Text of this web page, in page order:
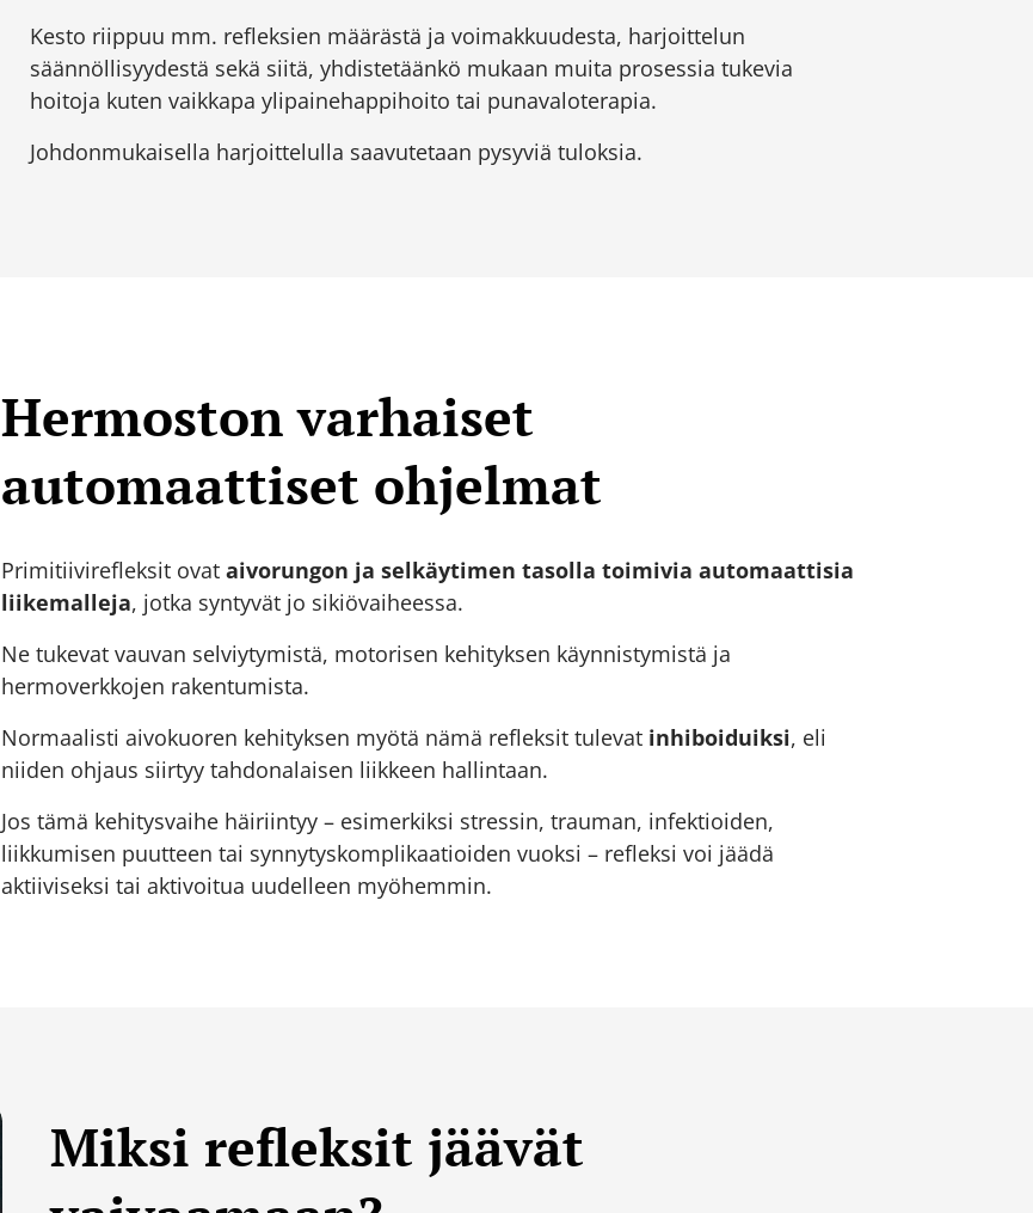
Kesto riippuu mm. refleksien määrästä ja voimakkuudesta, harjoittelun
säännöllisyydestä sekä siitä, yhdistetäänkö mukaan muita prosessia tukevia
hoitoja kuten vaikkapa ylipainehappihoito tai punavaloterapia.
Johdonmukaisella harjoittelulla saavutetaan pysyviä tuloksia.
Hermoston varhaiset
automaattiset ohjelmat
Primitiivirefleksit ovat aivorungon ja selkäytimen tasolla toimivia automaattisia
liikemalleja, jotka syntyvät jo sikiövaiheessa.
Ne tukevat vauvan selviytymistä, motorisen kehityksen käynnistymistä ja
hermoverkkojen rakentumista.
Normaalisti aivokuoren kehityksen myötä nämä refleksit tulevat inhiboiduiksi, eli
niiden ohjaus siirtyy tahdonalaisen liikkeen hallintaan.
Jos tämä kehitysvaihe häiriintyy – esimerkiksi stressin, trauman, infektioiden,
liikkumisen puutteen tai synnytyskomplikaatioiden vuoksi – refleksi voi jäädä
aktiiviseksi tai aktivoitua uudelleen myöhemmin.
Miksi refleksit jäävät